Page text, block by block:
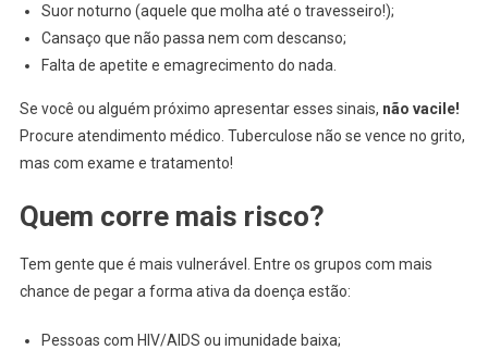
Suor noturno (aquele que molha até o travesseiro!);
Cansaço que não passa nem com descanso;
Falta de apetite e emagrecimento do nada.
Se você ou alguém próximo apresentar esses sinais, não vacile!
Procure atendimento médico. Tuberculose não se vence no grito,
mas com exame e tratamento!
Quem corre mais risco?
Tem gente que é mais vulnerável. Entre os grupos com mais
chance de pegar a forma ativa da doença estão:
Pessoas com HIV/AIDS ou imunidade baixa;